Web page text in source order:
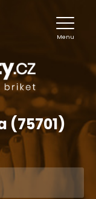
Menu
(75701)